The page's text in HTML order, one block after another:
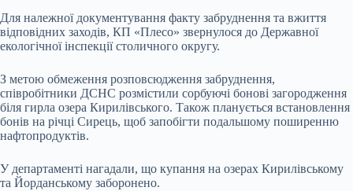
Для належної документування факту забруднення та вжиття
відповідних заходів, КП «Плесо» звернулося до Державної
екологічної інспекції столичного округу.
З метою обмеження розповсюдження забруднення,
співробітники ДСНС розмістили сорбуючі бонові загородження
біля гирла озера Кирилівського. Також планується встановлення
бонів на річці Сирець, щоб запобігти подальшому поширенню
нафтопродуктів.
У департаменті нагадали, що купання на озерах Кирилівському
та Йорданському заборонено.